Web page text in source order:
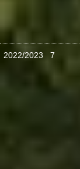
2022/2023 7